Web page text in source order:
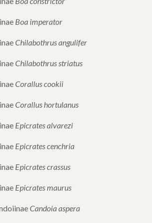
Boa imperator
Chilabothrus angulifer
Chilabothrus striatus
Corallus cookii
Corallus hortulanus
Epicrates alvarezi
Epicrates cenchria
Epicrates crassus
Epicrates maurus
Candoia aspera